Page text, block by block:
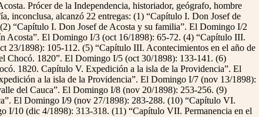
Prócer de la Independencia, historiador, geógrafo, hombre
inconclusa, alcanzó 22 entregas: (1) “Capítulo I. Don Josef de
“Capítulo I. Don Josef de Acosta y su familia”. El Domingo I/2
Acosta”. El Domingo I/3 (oct 16/1898): 65-72. (4) “Capítulo III.
23/1898): 105-112. (5) “Capítulo III. Acontecimientos en el año de
Chocó. 1820”. El Domingo I/5 (oct 30/1898): 133-141. (6)
1820. Capítulo V. Expedición a la isla de la Providencia”. El
a la isla de la Providencia”. El Domingo I/7 (nov 13/1898):
del Cauca”. El Domingo I/8 (nov 20/1898): 253-256. (9)
El Domingo I/9 (nov 27/1898): 283-288. (10) “Capítulo VI.
I/10 (dic 4/1898): 313-318. (11) “Capítulo VII. Permanencia en el